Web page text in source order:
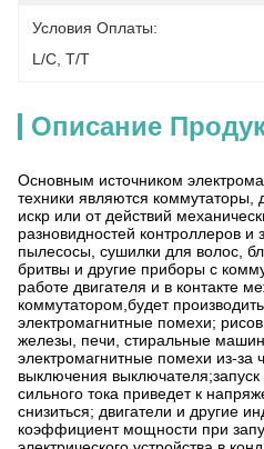
Условия Оплаты:
L/C, T/T
Описание
Основным источником
техники являются коммутаторы,
искр или от действий
разновидностей контроллеров и
пылесосы, сушилки для волос,
бритвы и другие приборы с
работе двигателя и в контакте
коммутатором,будет
электромагнитные помехи;
железы, печи, стиральные
электромагнитные помехи из-за
выключения
сильного тока приведет к
снизиться; двигатели и другие
коэффициент мощности при